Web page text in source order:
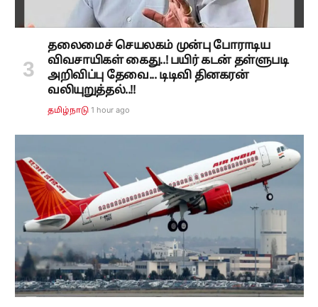
தலைமைச் செயலகம் முன்பு போராடிய
விவசாயிகள் கைது..! பயிர் கடன் தள்ளுபடி
அறிவிப்பு தேவை... டிடிவி தினகரன்
வலியுறுத்தல்..!!
தமிழ்நாடு 1 hour ago